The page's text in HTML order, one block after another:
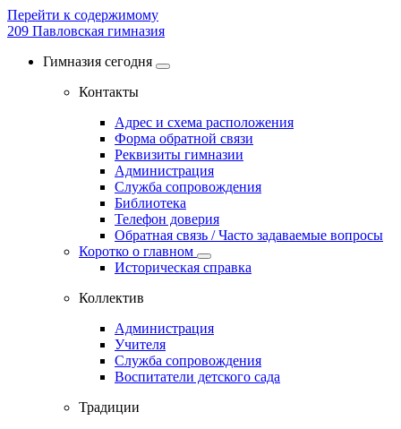
Перейти к содержимому
209 Павловская гимназия
Гимназия сегодня
Контакты
Адрес и схема расположения
Форма обратной связи
Реквизиты гимназии
Администрация
Служба сопровождения
Библиотека
Телефон доверия
Обратная связь / Часто задаваемые вопросы
Коротко о главном
Историческая справка
Коллектив
Администрация
Учителя
Служба сопровождения
Воспитатели детского сада
Традиции